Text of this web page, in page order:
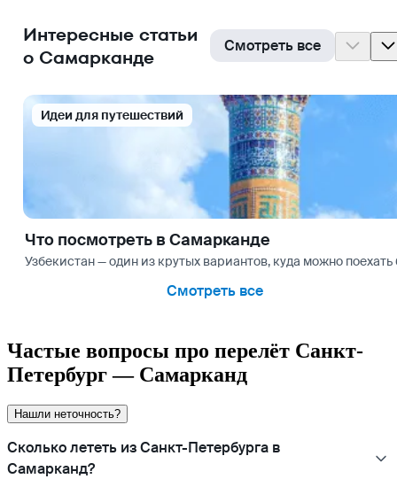
Интересные статьи
о Самарканде
Смотреть все
Идеи для путешествий
Что посмотреть в Самарканде
Узбекистан — один из крутых вариантов, куда можно
Смотреть все
Частые вопросы про перелёт Санкт-
Петербург — Самарканд
Нашли неточность?
Сколько лететь из Санкт-Петербурга в
Самарканд?